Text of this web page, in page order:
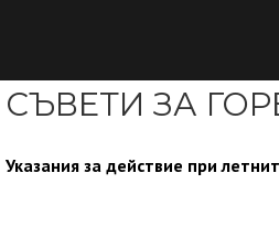
СЪВЕТИ ЗА
Указания за действие при